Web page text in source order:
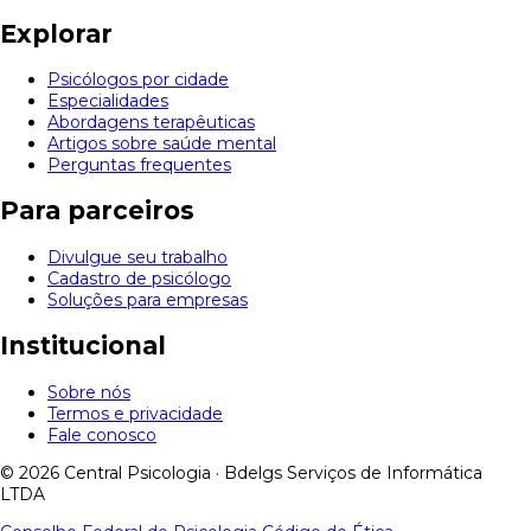
Explorar
Psicólogos por cidade
Especialidades
Abordagens terapêuticas
Artigos sobre saúde mental
Perguntas frequentes
Para parceiros
Divulgue seu trabalho
Cadastro de psicólogo
Soluções para empresas
Institucional
Sobre nós
Termos e privacidade
Fale conosco
© 2026 Central Psicologia · Bdelgs Serviços de Informática
LTDA